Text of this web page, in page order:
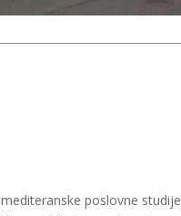
poslovne studije